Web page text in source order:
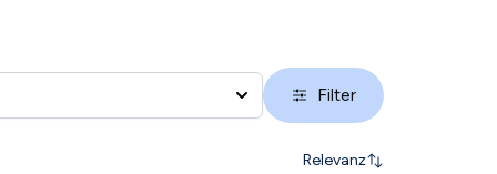
Filter
Relevanz